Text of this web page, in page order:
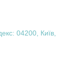
04200, Київ,